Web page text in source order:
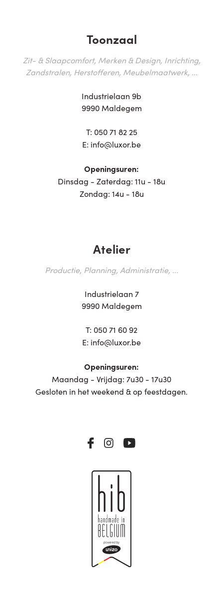
Toonzaal
Zit- & Slaapcomfort, Merken & Design, Inrichting,
Zandstralen, Herstofferen, Meubelmaatwerk, ...
Industrielaan 9b
9990 Maldegem
T: 050 71 82 25
E: info@luxor.be
Openingsuren:
Dinsdag - Zaterdag: 11u - 18u
Zondag: 14u - 18u
Atelier
Productie, Planning, Administratie, ...
Industrielaan 7
9990 Maldegem
T: 050 71 60 92
E: info@luxor.be
Openingsuren:
Maandag - Vrijdag: 7u30 - 17u30
Gesloten in het weekend & op feestdagen.